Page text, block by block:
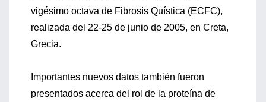
vigésimo octava de Fibrosis Quística (ECFC),
realizada del 22-25 de junio de 2005, en Creta,
Grecia.
Importantes nuevos datos también fueron
presentados acerca del rol de la proteína de